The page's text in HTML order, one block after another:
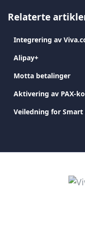
Relaterte
Alipay+
Motta betalinger
Aktivering av PAX-
Veiledning for